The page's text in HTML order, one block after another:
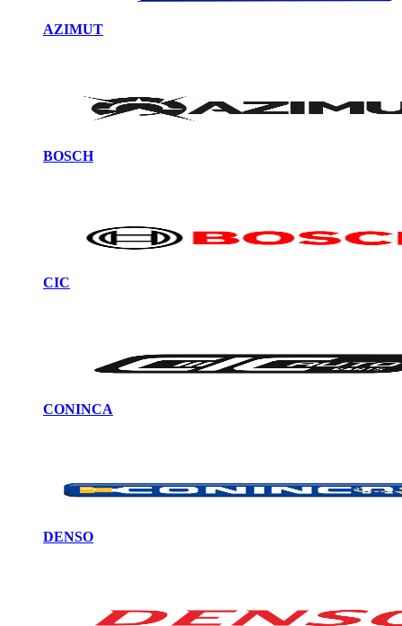
AZIMUT
BOSCH
CIC
CONINCA
DENSO